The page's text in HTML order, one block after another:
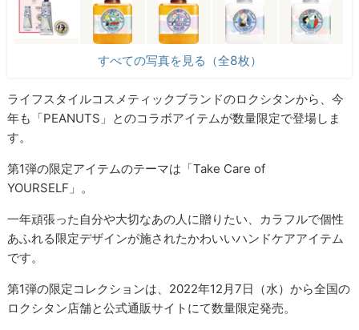
すべての写真を見る（全8枚）
ライフスタイルコスメティックブランドのロクシタンから、今
年も「PEANUTS」とのコラボアイテムが数量限定で登場しま
す。
第1弾の限定アイテムのテーマは「Take Care of
YOURSELF」。
一年頑張った自分や大切なあの人に贈りたい、カラフルで個性
あふれる限定デザインが施されたかわいいハンドケアアイテム
です。
第1弾の限定コレクションは、2022年12月7日（水）から全国の
ロクシタン店舗と公式通販サイトにて数量限定発売。